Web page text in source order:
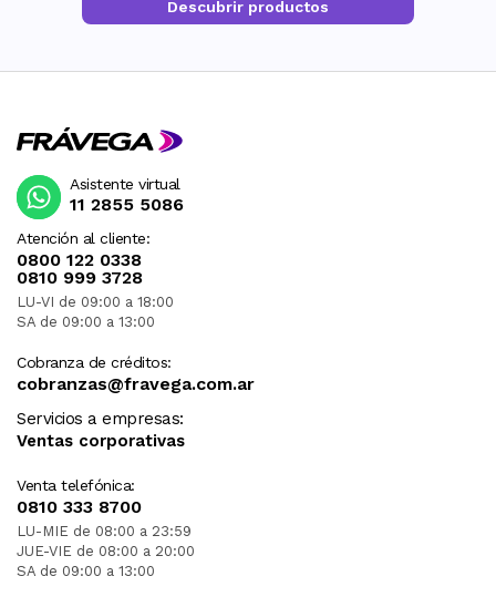
Descubrir productos
Atención al cliente:
0800 122 0338
0810 999 3728
LU-VI de 09:00 a 18:00
SA de 09:00 a 13:00
Cobranza de créditos:
cobranzas@fravega.com.ar
Servicios a empresas:
Ventas corporativas
Venta telefónica:
0810 333 8700
LU-MIE de 08:00 a 23:59
JUE-VIE de 08:00 a 20:00
SA de 09:00 a 13:00
Asistente virtual
11 2855 5086